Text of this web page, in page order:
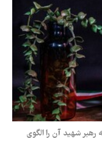
شهید آن را الگوی